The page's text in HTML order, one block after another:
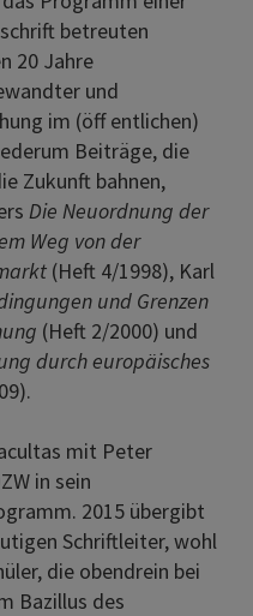
betreuten
20 Jahre
und
im (öff entlichen)
Beiträge, die
Zukunft bahnen,
Die Neuordnung der
Weg von der
(Heft 4/1998), Karl
und Grenzen
(Heft 2/2000) und
durch europäisches
mit Peter
in sein
2015 übergibt
Schriftleiter, wohl
die obendrein bei
Bazillus des